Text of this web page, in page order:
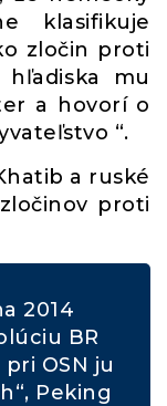
klasifikuje
zločin proti
mu
a hovorí o
“.
a ruské
proti
2014
BR
OSN ju
Peking